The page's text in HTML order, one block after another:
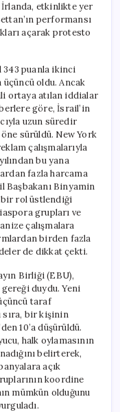
İrlanda, etkinlikte yer
performansı
açarak protesto
343 puanla ikinci
üçüncü oldu. Ancak
ortaya atılan iddialar
göre, İsrail’in
uzun süredir
sürüldü. New York
çalışmalarıyla
bu yana
fazla harcama
Başbakanı Binyamin
bir rol üstlendiği
grupları ve
çalışmalara
birden fazla
de dikkat çekti.
Birliği (EBU),
duydu. Yeni
taraf
sıra, bir kişinin
10’a düşürüldü.
halk oylamasının
belirterek,
açık
koordine
mümkün olduğunu